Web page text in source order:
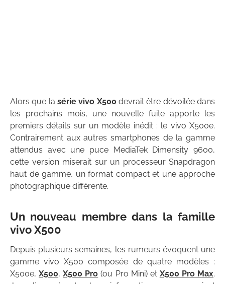
Alors que la série vivo X500 devrait être dévoilée dans
les prochains mois, une nouvelle fuite apporte les
premiers détails sur un modèle inédit : le vivo X500e.
Contrairement aux autres smartphones de la gamme
attendus avec une puce MediaTek Dimensity 9600,
cette version miserait sur un processeur Snapdragon
haut de gamme, un format compact et une approche
photographique différente.
Un nouveau membre dans la famille
vivo X500
Depuis plusieurs semaines, les rumeurs évoquent une
gamme vivo X500 composée de quatre modèles :
X500e,X500,X500 Pro (ou Pro Mini) et X500 Pro Max.